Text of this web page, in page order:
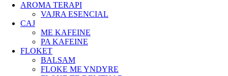
AROMA TERAPI
VAJRA ESENCIAL
CAJ
ME KAFEINE
PA KAFEINE
FLOKET
BALSAM
FLOKE ME YNDYRE